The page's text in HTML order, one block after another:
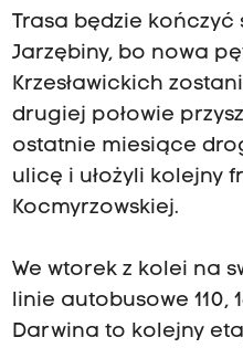
Trasa będzie
Jarzębiny, bo nowa
Krzesławickich
drugiej połowie
ostatnie miesiące
ulicę i ułożyli kolejny
Kocmyrzowskiej.
We wtorek z kolei na
linie autobusowe 110,
Darwina to kolejny